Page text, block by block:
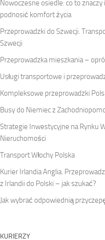
Nowoczesne osiedle: co to
podnosić komfort życia
Przeprowadzki do Szwecji.
Szwecji
Przeprowadzka mieszkania –
Usługi transportowe i
Kompleksowe przeprowadzki
Busy do Niemiec z
Strategie Inwestycyjne na Rynku
Nieruchomości
Transport Włochy Polska
Kurier Irlandia Anglia.
z Irlandii do Polski – jak szukać?
Jak wybrać odpowiednią
KURIERZY